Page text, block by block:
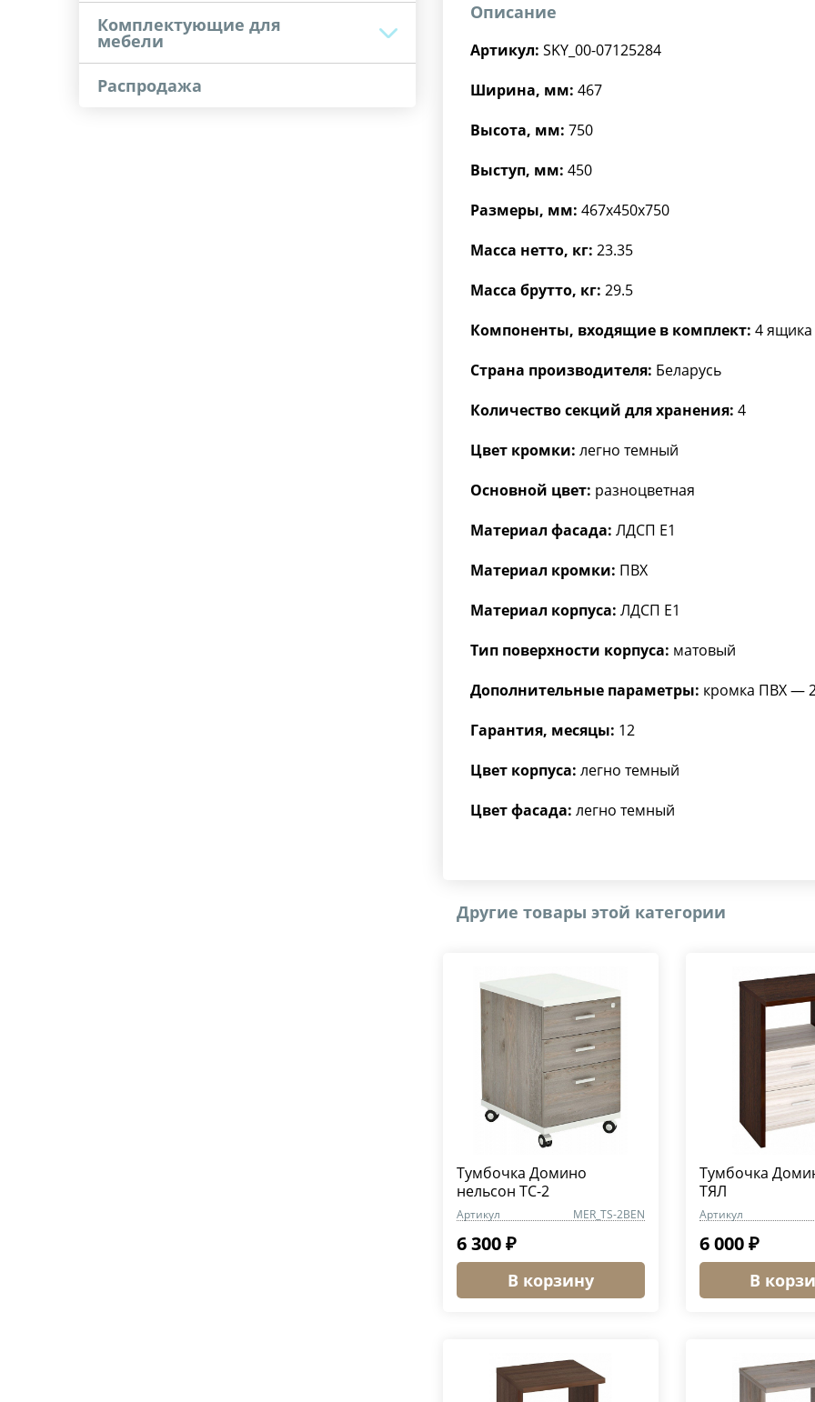
Комплектующие для
мебели
Распродажа
Описание
Артикул: SKY_00-07125284
Ширина, мм: 467
Высота, мм: 750
Выступ, мм: 450
Размеры, мм: 467x450x750
Масса нетто, кг: 23.35
Масса брутто, кг: 29.5
Компоненты, входящие в комплект: 4 ящика
Страна производителя: Беларусь
Количество секций для хранения: 4
Цвет кромки: легно темный
Основной цвет: разноцветная
Материал фасада: ЛДСП Е1
Материал кромки: ПВХ
Материал корпуса: ЛДСП Е1
Тип поверхности корпуса: матовый
Дополнительные параметры: кромка ПВХ —
Гарантия, месяцы: 12
Цвет корпуса: легно темный
Цвет фасада: легно темный
Другие товары этой категории
Тумбочка Домино
нельсон ТС-2
Артикул MER_TS-2BEN
6 300 ₽
В корзину
Тумбочка
ТЯЛ
Артикул
6 000 ₽
В